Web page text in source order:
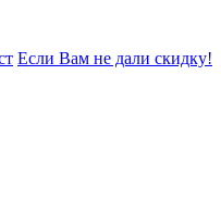
Если Вам не дали скидку!